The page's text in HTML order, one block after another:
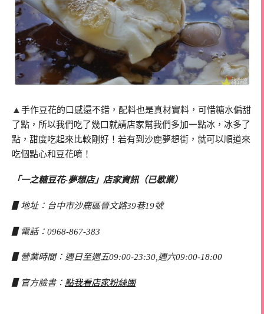
▲手作豆花的口感還不錯，配料也是真材實料，可惜糖水偏甜
了點，所以我們吃了幾口就請店家幫我們多加一點冰，冰多了
點，甜度吃起來比較剛好！若有到沙鹿夢想街，就可以順道來
吃個點心和豆花唷！
「一之糖豆花-夢想店」店家資訊（已歇業）
▋地址：台中市沙鹿區晉文路39巷19號
▋電話：0968-867-383
▋營業時間：週日至週五09:00-23:30,週六09:00-18:00
▋官方臉書： 點我看店家粉絲團